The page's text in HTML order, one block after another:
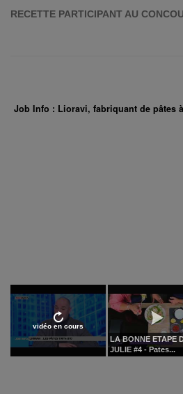
RECETTE PARTICIPANT AU
Job Info : Lioravi, fabriquant de pâtes
vidéo en cours
LA BONNE ETAPE
JULIE #4 - Pates...